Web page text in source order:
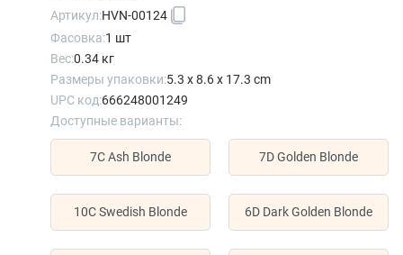
Артикул:HVN-00124
Фасовка:1 шт
Вес:0.34 кг
Размеры упаковки:5.3 x 8.6 x 17.3 cm
UPC код:666248001249
Доступные варианты:
7C Ash Blonde 7D Golden Blonde
10C Swedish Blonde 6D Dark Golden Blonde